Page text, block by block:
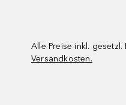
Alle Preise inkl. gesetzl.
Versandkosten.